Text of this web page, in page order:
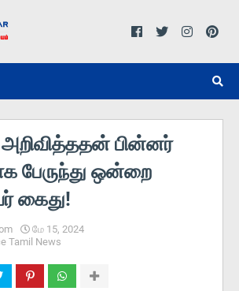
பின்னர்
பேருந்து ஒன்றை
கைது!
மே 15, 2024
Tamil News